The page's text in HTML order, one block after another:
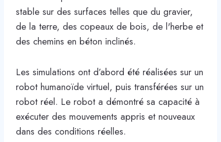
stable sur des surfaces telles que du gravier,
de la terre, des copeaux de bois, de l'herbe et
des chemins en béton inclinés.
Les simulations ont d’abord été réalisées sur un
robot humanoïde virtuel, puis transférées sur un
robot réel. Le robot a démontré sa capacité à
exécuter des mouvements appris et nouveaux
dans des conditions réelles.